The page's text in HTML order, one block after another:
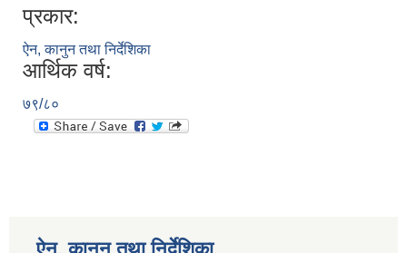
प्रकार:
ऐन, कानुन तथा निर्देशिका
आर्थिक वर्ष:
७९/८०